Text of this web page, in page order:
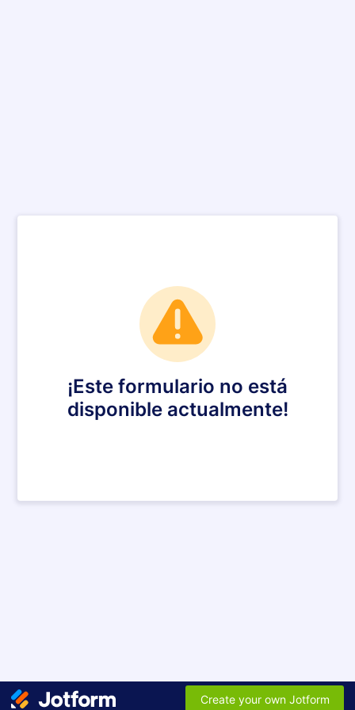
¡Este formulario no está
disponible actualmente!
Create your own Jotform